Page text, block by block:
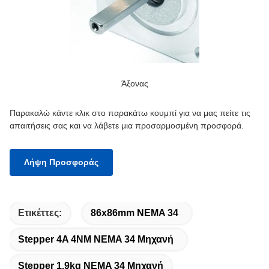
Άξονας
Παρακαλώ κάντε κλικ στο παρακάτω κουμπί για να μας πείτε τις
απαιτήσεις σας και να λάβετε μια προσαρμοσμένη προσφορά.
Λήψη Προσφοράς
Ετικέττες: 86x86mm NEMA 34
Stepper 4A 4NM NEMA 34 Μηχανή
Stepper 1.9kg NEMA 34 Μηχανή